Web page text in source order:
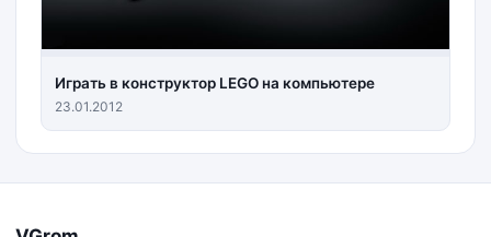
Играть в конструктор LEGO на компьютере
23.01.2012